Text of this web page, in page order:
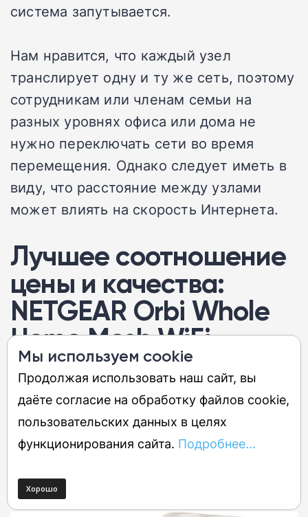
система запутывается.
Нам нравится, что каждый узел
транслирует одну и ту же сеть, поэтому
сотрудникам или членам семьи на
разных уровнях офиса или дома не
нужно переключать сети во время
перемещения. Однако следует иметь в
виду, что расстояние между узлами
может влиять на скорость Интернета.
Лучшее соотношение
цены и качества:
NETGEAR Orbi Whole
Home Mesh WiFi
System
Orbit обеспечивает превосходное
покрытие, скорость и использует
технологию MU-MIMO для оптимизации
вашей сети по цене, которая приемлема
для большинства людей.
Мы используем cookie
Продолжая использовать наш сайт, вы
даёте согласие на обработку файлов cookie,
пользовательских данных в целях
функционирования сайта. Подробнее...